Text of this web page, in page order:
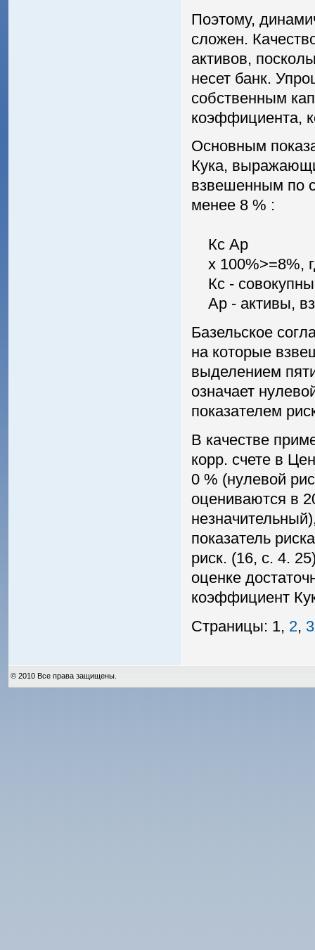
Поэтому,
сложен.
активов,
несет банк.
собственным
коэффициента,
Основным
Кука,
взвешенным по
менее 8 % :
Кс Ар
х 100%>=8%,
Кс -
Ар - активы,
Базельское
на которые
выделением
означает
показателем
В качестве
корр. счете в
0 % (нулевой
оцениваются в
показатель
риск. (16, с. 4.
оценке
коэффициент
Страницы: 1, 2, 3
© 2010 Все права защищены.